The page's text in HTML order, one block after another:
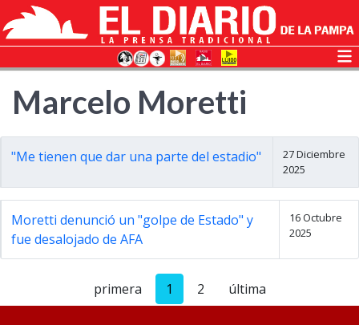
Marcelo Moretti
"Me tienen que dar una parte del estadio"
27 Diciembre
2025
Moretti denunció un "golpe de Estado" y
fue desalojado de AFA
16 Octubre
2025
primera 1 2 última